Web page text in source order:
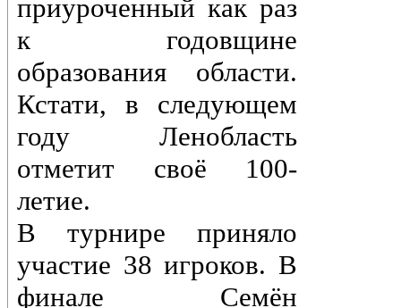
приуроченный как раз
к годовщине
образования области.
Кстати, в следующем
году Ленобласть
отметит своё 100-
летие.
В турнире приняло
участие 38 игроков. В
финале Семён